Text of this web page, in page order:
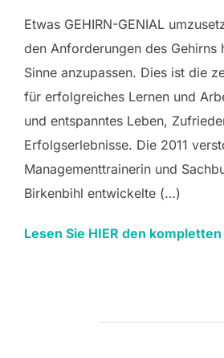
Etwas GEHIRN-GENIAL
den Anforderungen des Gehirns
Sinne anzupassen. Dies ist die
für erfolgreiches Lernen und
und entspanntes Leben,
Erfolgserlebnisse. Die 2011
Managementtrainerin und
Birkenbihl entwickelte (…)
Lesen Sie HIER den